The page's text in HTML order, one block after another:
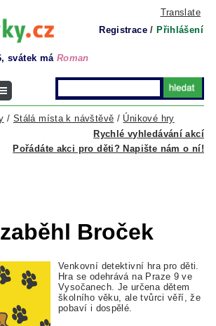
Translate
Registrace / Přihlášení
svátek má Roman
Rychlé vyhledávání akcí
/ Stálá místa k návštěvě / Únikové hry
Pořádáte akci pro děti? Napište nám o ní!
Broček
Venkovní detektivní hra pro děti.
Hra se odehrává na Praze 9 ve
Vysočanech. Je určena dětem
školního věku, ale tvůrci věří, že
pobaví i dospělé.